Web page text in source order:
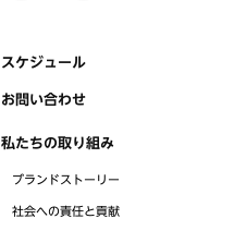
スケジュール
お問い合わせ
私たちの取り組み
ブランドストーリー
社会への責任と貢献